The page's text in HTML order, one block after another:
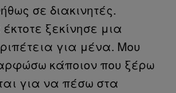
σε διακινητές.
ξεκίνησε μια
για μένα. Μου
κάποιον που ξέρω
για να πέσω στα